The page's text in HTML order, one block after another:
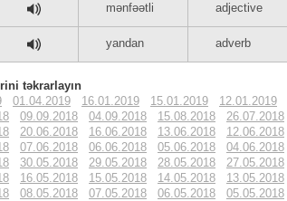
mənfəətli adjective
yandan adverb
təkrarlayın
01.04.2019 16.01.2019 15.01.2019 12.01.2019
09.09.2018 04.09.2018 15.08.2018 26.07.2018
20.06.2018 16.06.2018 13.06.2018 12.06.2018
07.06.2018 06.06.2018 05.06.2018 04.06.2018
30.05.2018 29.05.2018 28.05.2018 27.05.2018
16.05.2018 15.05.2018 14.05.2018 13.05.2018
08.05.2018 07.05.2018 06.05.2018 05.05.2018